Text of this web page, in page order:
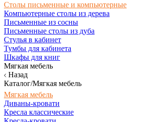
Столы письменные и компьютерные
Компьютерные столы из дерева
Письменные из сосны
Письменные столы из дуба
Стулья в кабинет
Тумбы для кабинета
Шкафы для книг
Мягкая мебель
Назад
Каталог/Мягкая мебель
Мягкая мебель
Диваны-кровати
Кресла классические